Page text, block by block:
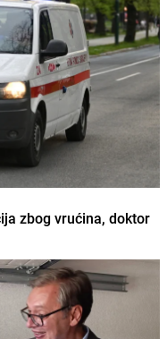
zbog vrućina, doktor